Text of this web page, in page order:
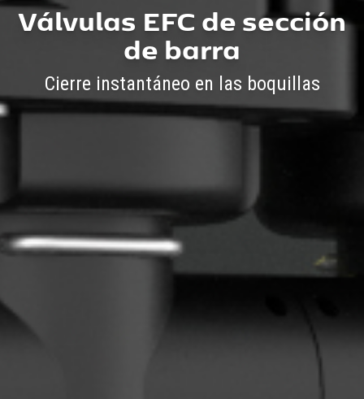
Válvulas EFC de sección
de barra
Cierre instantáneo en las boquillas